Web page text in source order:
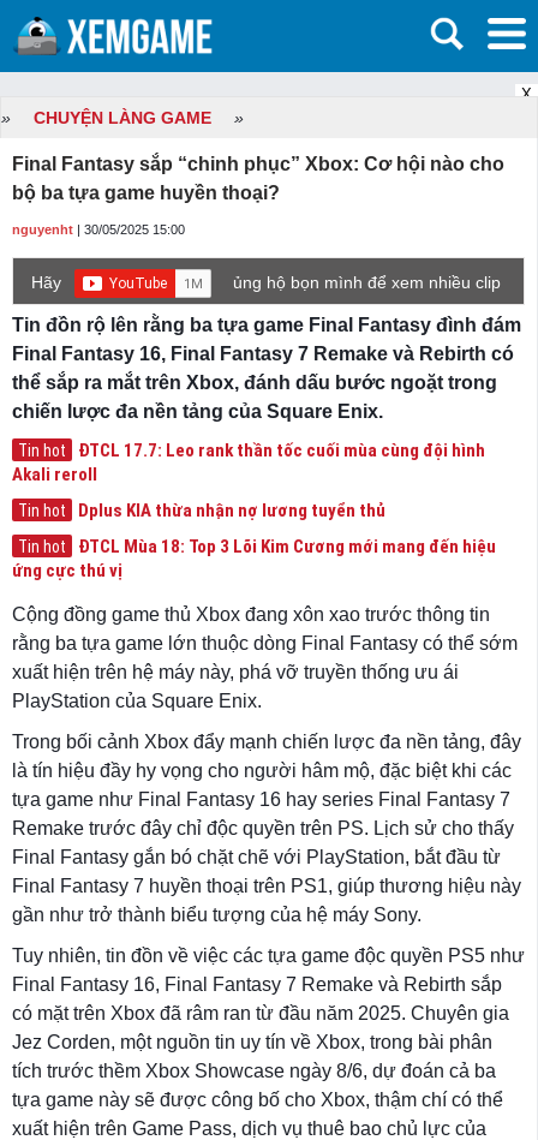
X
» CHUYỆN LÀNG GAME »
Final Fantasy sắp “chinh phục” Xbox: Cơ hội nào cho
bộ ba tựa game huyền thoại?
nguyenht | 30/05/2025 15:00
Hãy
ủng hộ bọn mình để xem nhiều clip
game mới hơn nhé!
Tin đồn rộ lên rằng ba tựa game Final Fantasy đình đám
Final Fantasy 16, Final Fantasy 7 Remake và Rebirth có
thể sắp ra mắt trên Xbox, đánh dấu bước ngoặt trong
chiến lược đa nền tảng của Square Enix.
Tin hot
ĐTCL 17.7: Leo rank thần tốc cuối mùa cùng đội hình
Akali reroll
Tin hot Dplus KIA thừa nhận nợ lương tuyển thủ
Tin hot
ĐTCL Mùa 18: Top 3 Lõi Kim Cương mới mang đến hiệu
ứng cực thú vị
Cộng đồng game thủ Xbox đang xôn xao trước thông tin
rằng ba tựa game lớn thuộc dòng Final Fantasy có thể sớm
xuất hiện trên hệ máy này, phá vỡ truyền thống ưu ái
PlayStation của Square Enix.
Trong bối cảnh Xbox đẩy mạnh chiến lược đa nền tảng, đây
là tín hiệu đầy hy vọng cho người hâm mộ, đặc biệt khi các
tựa game như Final Fantasy 16 hay series Final Fantasy 7
Remake trước đây chỉ độc quyền trên PS. Lịch sử cho thấy
Final Fantasy gắn bó chặt chẽ với PlayStation, bắt đầu từ
Final Fantasy 7 huyền thoại trên PS1, giúp thương hiệu này
gần như trở thành biểu tượng của hệ máy Sony.
Tuy nhiên, tin đồn về việc các tựa game độc quyền PS5 như
Final Fantasy 16, Final Fantasy 7 Remake và Rebirth sắp
có mặt trên Xbox đã râm ran từ đầu năm 2025. Chuyên gia
Jez Corden, một nguồn tin uy tín về Xbox, trong bài phân
tích trước thềm Xbox Showcase ngày 8/6, dự đoán cả ba
tựa game này sẽ được công bố cho Xbox, thậm chí có thể
xuất hiện trên Game Pass, dịch vụ thuê bao chủ lực của